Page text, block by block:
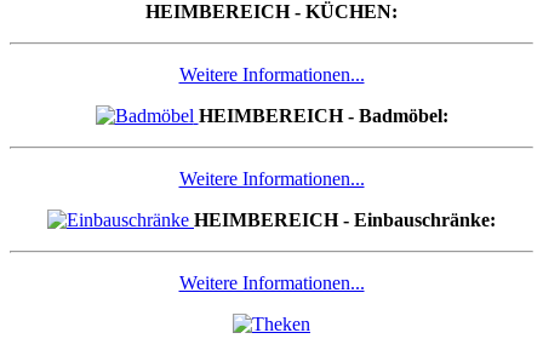
HEIMBEREICH - KÜCHEN:
Weitere Informationen...
HEIMBEREICH - Badmöbel:
Weitere Informationen...
HEIMBEREICH - Einbauschränke:
Weitere Informationen...